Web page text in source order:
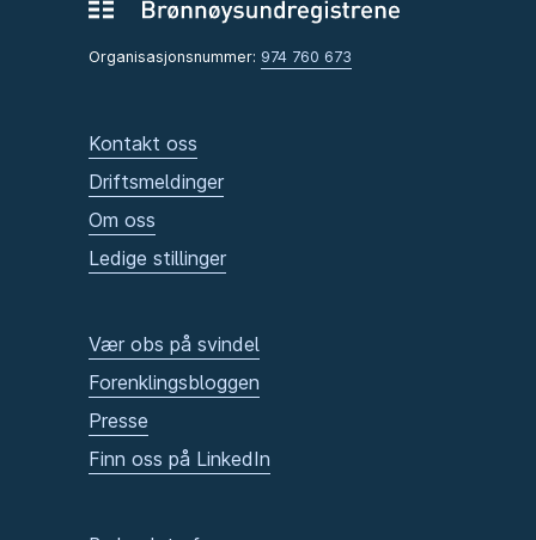
Organisasjonsnummer: 974 760 673
Kontakt oss
Driftsmeldinger
Om oss
Ledige stillinger
Vær obs på svindel
Forenklingsbloggen
Presse
Finn oss på LinkedIn